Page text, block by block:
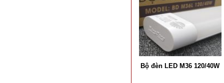
Bộ đèn LED M36 120/40W